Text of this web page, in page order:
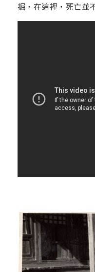
掘，在這裡，死亡並